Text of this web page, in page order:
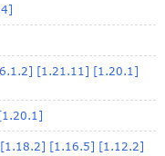
[1.21.11] [1.20.1]
[1.16.5] [1.12.2]